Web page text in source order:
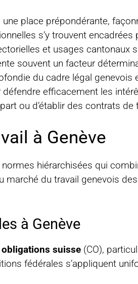
place prépondérante,
s’y trouvent
et usages cantonaux
souvent un facteur
du cadre légal
efficacement les
ou d’établir des contrats
à Genève
normes hiérarchisées qui
du travail genevois
à Genève
obligations suisse (CO),
fédérales s’appliquent